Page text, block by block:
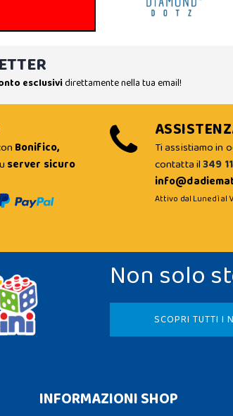
esclusividirettamente nella tua email!
Bonifico,
server sicuro
Ti assistiamo in
contatta il349
Attivo dal Lunedì al
Non solo
SCOPRI TUTTI I
INFORMAZIONI SHOP